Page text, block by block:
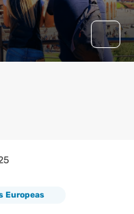
Europeas